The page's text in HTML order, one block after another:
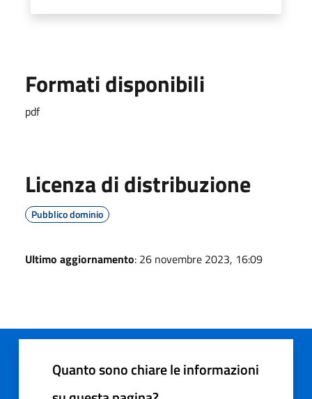
Formati disponibili
pdf
Licenza di distribuzione
Pubblico dominio
Ultimo aggiornamento: 26 novembre 2023, 16:09
Quanto sono chiare le informazioni